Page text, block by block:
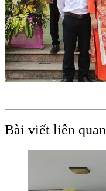
Bài viết liên quan